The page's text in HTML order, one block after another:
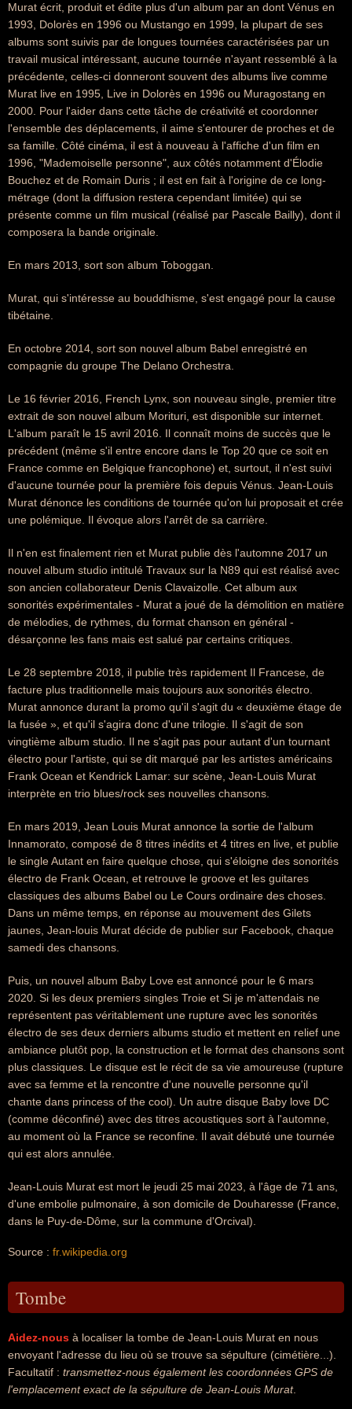
Murat écrit, produit et édite plus d'un album par an dont Vénus en
1993, Dolorès en 1996 ou Mustango en 1999, la plupart de ses
albums sont suivis par de longues tournées caractérisées par un
travail musical intéressant, aucune tournée n'ayant ressemblé à la
précédente, celles-ci donneront souvent des albums live comme
Murat live en 1995, Live in Dolorès en 1996 ou Muragostang en
2000. Pour l'aider dans cette tâche de créativité et coordonner
l'ensemble des déplacements, il aime s'entourer de proches et de
sa famille. Côté cinéma, il est à nouveau à l'affiche d'un film en
1996, "Mademoiselle personne", aux côtés notamment d'Élodie
Bouchez et de Romain Duris ; il est en fait à l'origine de ce long-
métrage (dont la diffusion restera cependant limitée) qui se
présente comme un film musical (réalisé par Pascale Bailly), dont il
composera la bande originale.
En mars 2013, sort son album Toboggan.
Murat, qui s'intéresse au bouddhisme, s'est engagé pour la cause
tibétaine.
En octobre 2014, sort son nouvel album Babel enregistré en
compagnie du groupe The Delano Orchestra.
Le 16 février 2016, French Lynx, son nouveau single, premier titre
extrait de son nouvel album Morituri, est disponible sur internet.
L'album paraît le 15 avril 2016. Il connaît moins de succès que le
précédent (même s'il entre encore dans le Top 20 que ce soit en
France comme en Belgique francophone) et, surtout, il n'est suivi
d'aucune tournée pour la première fois depuis Vénus. Jean-Louis
Murat dénonce les conditions de tournée qu'on lui proposait et crée
une polémique. Il évoque alors l'arrêt de sa carrière.
Il n'en est finalement rien et Murat publie dès l'automne 2017 un
nouvel album studio intitulé Travaux sur la N89 qui est réalisé avec
son ancien collaborateur Denis Clavaizolle. Cet album aux
sonorités expérimentales - Murat a joué de la démolition en matière
de mélodies, de rythmes, du format chanson en général -
désarçonne les fans mais est salué par certains critiques.
Le 28 septembre 2018, il publie très rapidement Il Francese, de
facture plus traditionnelle mais toujours aux sonorités électro.
Murat annonce durant la promo qu'il s'agit du « deuxième étage de
la fusée », et qu'il s'agira donc d'une trilogie. Il s'agit de son
vingtième album studio. Il ne s'agit pas pour autant d'un tournant
électro pour l'artiste, qui se dit marqué par les artistes américains
Frank Ocean et Kendrick Lamar: sur scène, Jean-Louis Murat
interprète en trio blues/rock ses nouvelles chansons.
En mars 2019, Jean Louis Murat annonce la sortie de l'album
Innamorato, composé de 8 titres inédits et 4 titres en live, et publie
le single Autant en faire quelque chose, qui s'éloigne des sonorités
électro de Frank Ocean, et retrouve le groove et les guitares
classiques des albums Babel ou Le Cours ordinaire des choses.
Dans un même temps, en réponse au mouvement des Gilets
jaunes, Jean-louis Murat décide de publier sur Facebook, chaque
samedi des chansons.
Puis, un nouvel album Baby Love est annoncé pour le 6 mars
2020. Si les deux premiers singles Troie et Si je m'attendais ne
représentent pas véritablement une rupture avec les sonorités
électro de ses deux derniers albums studio et mettent en relief une
ambiance plutôt pop, la construction et le format des chansons sont
plus classiques. Le disque est le récit de sa vie amoureuse (rupture
avec sa femme et la rencontre d'une nouvelle personne qu'il
chante dans princess of the cool). Un autre disque Baby love DC
(comme déconfiné) avec des titres acoustiques sort à l'automne,
au moment où la France se reconfine. Il avait débuté une tournée
qui est alors annulée.
Jean-Louis Murat est mort le jeudi 25 mai 2023, à l'âge de 71 ans,
d'une embolie pulmonaire, à son domicile de Douharesse (France,
dans le Puy-de-Dôme, sur la commune d'Orcival).
Source : fr.wikipedia.org
Tombe
Aidez-nous à localiser la tombe de Jean-Louis Murat en nous
envoyant l'adresse du lieu où se trouve sa sépulture (cimétière...).
Facultatif : transmettez-nous également les coordonnées GPS de
l'emplacement exact de la sépulture de Jean-Louis Murat.